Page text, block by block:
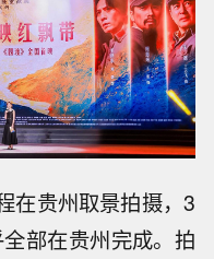
在贵州取景拍摄，3
部在贵州完成。拍